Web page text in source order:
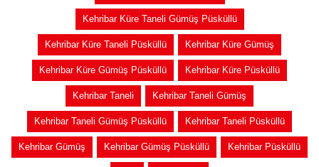
Kehribar Küre Taneli Gümüş Püsküllü
Kehribar Küre Taneli Püsküllü Kehribar Küre Gümüş
Kehribar Küre Gümüş Püsküllü Kehribar Küre Püsküllü
Kehribar Taneli Kehribar Taneli Gümüş
Kehribar Taneli Gümüş Püsküllü Kehribar Taneli Püsküllü
Kehribar Gümüş Kehribar Gümüş Püsküllü Kehribar Püsküllü